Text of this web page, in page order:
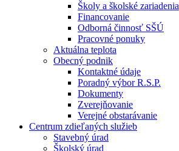
Školy a školské zariadenia
Financovanie
Odborná činnosť SŠÚ
Pracovné ponuky
Aktuálna teplota
Obecný podnik
Kontaktné údaje
Poradný výbor R.S.P.
Dokumenty
Zverejňovanie
Verejné obstarávanie
Centrum zdieľaných služieb
Stavebný úrad
Školský úrad